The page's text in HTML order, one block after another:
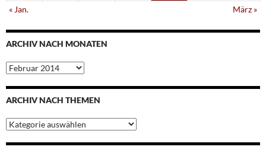
« Jan.
März »
ARCHIV NACH MONATEN
Archiv
nach
Monaten
ARCHIV NACH THEMEN
Archiv
nach
Themen